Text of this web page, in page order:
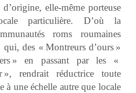
elle-même porteuse
particulière. D’où la
roms roumaines
qui, des « Montreurs d’ours »
» en passant par les «
», rendrait réductrice toute
une échelle autre que locale